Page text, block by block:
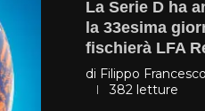
La Serie D ha
la 33esima
fischierà LFA
di Filippo
382 letture